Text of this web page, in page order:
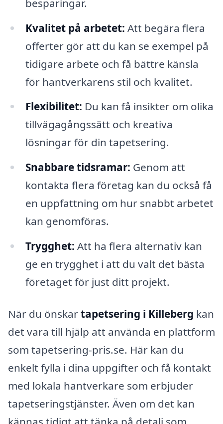
besparingar.
Kvalitet på arbetet: Att begära flera
offerter gör att du kan se exempel på
tidigare arbete och få bättre känsla
för hantverkarens stil och kvalitet.
Flexibilitet: Du kan få insikter om olika
tillvägagångssätt och kreativa
lösningar för din tapetsering.
Snabbare tidsramar: Genom att
kontakta flera företag kan du också få
en uppfattning om hur snabbt arbetet
kan genomföras.
Trygghet: Att ha flera alternativ kan
ge en trygghet i att du valt det bästa
företaget för just ditt projekt.
När du önskartapetsering i Killeberg kan
det vara till hjälp att använda en plattform
som tapetsering-pris.se. Här kan du
enkelt fylla i dina uppgifter och få kontakt
med lokala hantverkare som erbjuder
tapetseringstjänster. Även om det kan